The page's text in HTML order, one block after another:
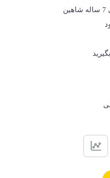
گارانتی 7 ساله شاهین